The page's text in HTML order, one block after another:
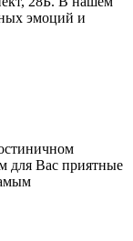
эмоций и
для Вас приятные